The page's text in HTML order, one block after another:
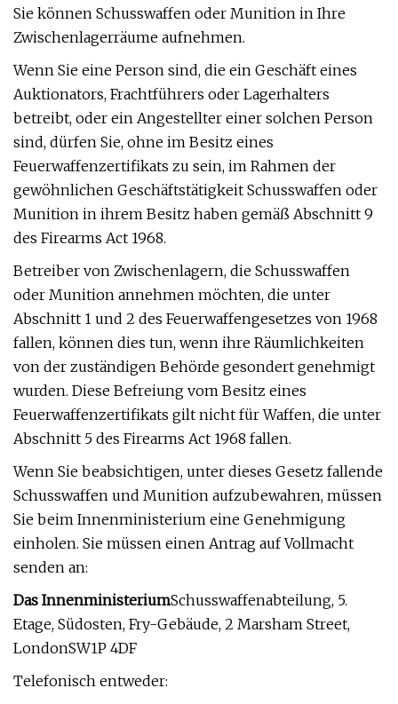
Sie können Schusswaffen oder Munition in Ihre
Zwischenlagerräume aufnehmen.
Wenn Sie eine Person sind, die ein Geschäft eines
Auktionators, Frachtführers oder Lagerhalters
betreibt, oder ein Angestellter einer solchen Person
sind, dürfen Sie, ohne im Besitz eines
Feuerwaffenzertifikats zu sein, im Rahmen der
gewöhnlichen Geschäftstätigkeit Schusswaffen oder
Munition in ihrem Besitz haben gemäß Abschnitt 9
des Firearms Act 1968.
Betreiber von Zwischenlagern, die Schusswaffen
oder Munition annehmen möchten, die unter
Abschnitt 1 und 2 des Feuerwaffengesetzes von 1968
fallen, können dies tun, wenn ihre Räumlichkeiten
von der zuständigen Behörde gesondert genehmigt
wurden. Diese Befreiung vom Besitz eines
Feuerwaffenzertifikats gilt nicht für Waffen, die unter
Abschnitt 5 des Firearms Act 1968 fallen.
Wenn Sie beabsichtigen, unter dieses Gesetz fallende
Schusswaffen und Munition aufzubewahren, müssen
Sie beim Innenministerium eine Genehmigung
einholen. Sie müssen einen Antrag auf Vollmacht
senden an:
Das InnenministeriumSchusswaffenabteilung, 5.
Etage, Südosten, Fry-Gebäude, 2 Marsham Street,
LondonSW1P 4DF
Telefonisch entweder: